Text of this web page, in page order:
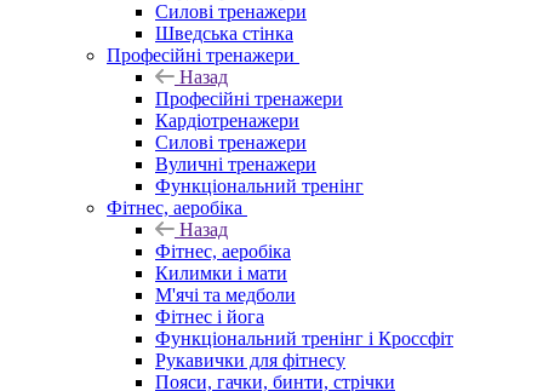
Силові тренажери
Шведська стінка
Професійні тренажери
Назад
Професійні тренажери
Кардіотренажери
Силові тренажери
Вуличні тренажери
Функціональний тренінг
Фітнес, аеробіка
Назад
Фітнес, аеробіка
Килимки і мати
М'ячі та медболи
Фітнес і йога
Функціональний тренінг і Кроссфіт
Рукавички для фітнесу
Пояси, гачки, бинти, стрічки